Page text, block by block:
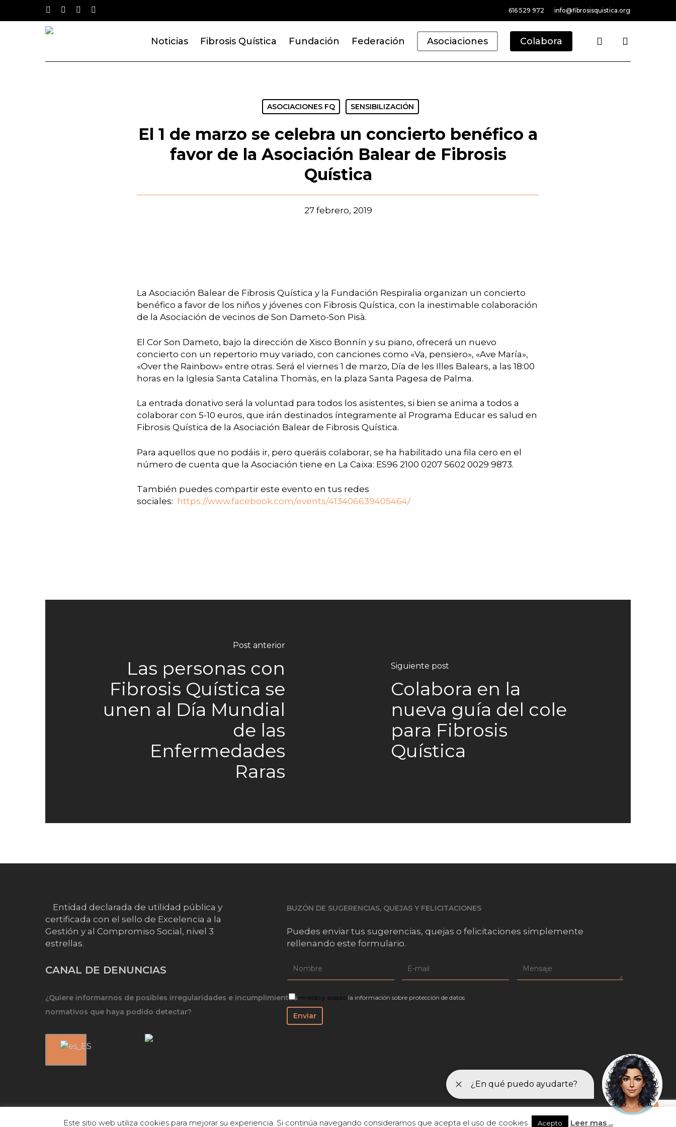
616 529 972 info@fibrosisquistica.org
Noticias Fibrosis Quística Fundación Federación Asociaciones Colabora search
ASOCIACIONES FQ SENSIBILIZACIÓN
El 1 de marzo se celebra un concierto benéfico a
favor de la Asociación Balear de Fibrosis
Quística
27 febrero, 2019
La Asociación Balear de Fibrosis Quística y la Fundación Respiralia organizan un concierto
benéfico a favor de los niños y jóvenes con Fibrosis Quística, con la inestimable colaboración
de la Asociación de vecinos de Son Dameto-Son Pisà.
El Cor Son Dameto, bajo la dirección de Xisco Bonnín y su piano, ofrecerá un nuevo
concierto con un repertorio muy variado, con canciones como «Va, pensiero», «Ave María»,
«Over the Rainbow» entre otras. Será el viernes 1 de marzo, Día de les Illes Balears, a las 18:00
horas en la Iglesia Santa Catalina Thomàs, en la plaza Santa Pagesa de Palma.
La entrada donativo será la voluntad para todos los asistentes, si bien se anima a todos a
colaborar con 5-10 euros, que irán destinados íntegramente al Programa Educar es salud en
Fibrosis Quística de la Asociación Balear de Fibrosis Quística.
Para aquellos que no podáis ir, pero queráis colaborar, se ha habilitado una fila cero en el
número de cuenta que la Asociación tiene en La Caixa: ES96 2100 0207 5602 0029 9873.
También puedes compartir este evento en tus redes
sociales: https://www.facebook.com/events/413406639405464/
Post anterior
Las personas con
Fibrosis Quística se
unen al Día Mundial
de las
Enfermedades
Raras
Siguiente post
Colabora en la
nueva guía del cole
para Fibrosis
Quística
Share
Entidad declarada de utilidad pública y
certificada con el sello de Excelencia a la
Gestión y al Compromiso Social, nivel 3
estrellas.
CANAL DE DENUNCIAS
¿Quiere informarnos de posibles irregularidades e incumplimientos
normativos que haya podido detectar?
BUZÓN DE SUGERENCIAS, QUEJAS Y FELICITACIONES
Puedes enviar tus sugerencias, quejas o felicitaciones simplemente
rellenando este formulario.
He leído y acepto la información sobre protección de datos
© 2026 FEFQ.Política de Privacidad| Aviso Legal |Política de cookies|Accesibilidad|Diseño web Outsiders ⚡
Este sitio web utiliza cookies para mejorar su experiencia. Si continúa navegando consideramos que acepta el uso de cookies. Acepto Leer mas ...